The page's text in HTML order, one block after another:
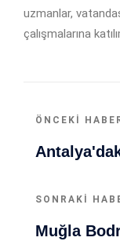
uzmanlar,
çalışmalarına
ÖNCEKI
SONRAKI